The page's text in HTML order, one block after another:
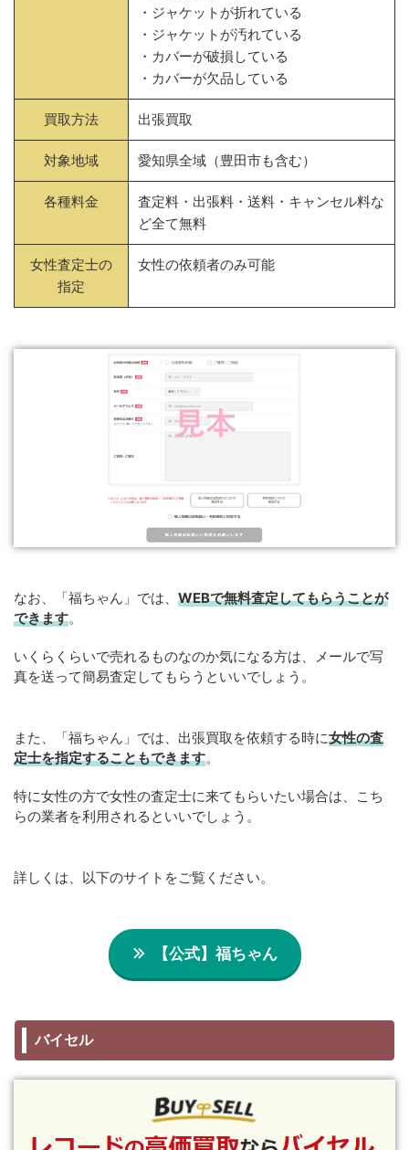
・ジャケットが折れている
・ジャケットが汚れている
・カバーが破損している
・カバーが欠品している
買取方法 出張買取
対象地域 愛知県全域（豊田市も含む）
各種料金
査定料・出張料・送料・キャンセル料な
ど全て無料
女性査定士の
指定
女性の依頼者のみ可能
なお、「福ちゃん」では、 WEBで無料査定してもらうことが
できます。
いくらくらいで売れるものなのか気になる方は、メールで写
真を送って簡易査定してもらうといいでしょう。
また、「福ちゃん」では、出張買取を依頼する時に女性の査
定士を指定することもできます。
特に女性の方で女性の査定士に来てもらいたい場合は、こち
らの業者を利用されるといいでしょう。
詳しくは、以下のサイトをご覧ください。
【公式】福ちゃん
バイセル